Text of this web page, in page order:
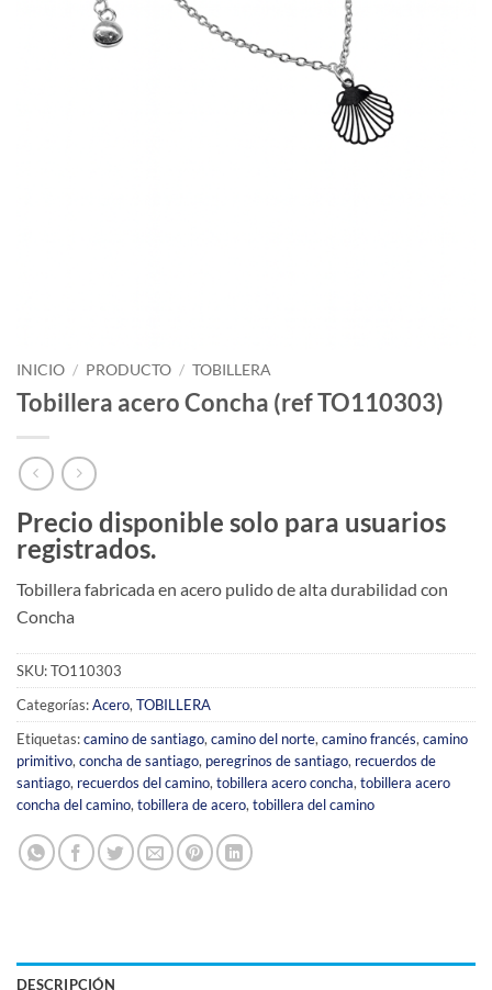
INICIO / PRODUCTO / TOBILLERA
Tobillera acero Concha (ref TO110303)
Precio disponible solo para usuarios
registrados.
Tobillera fabricada en acero pulido de alta durabilidad con
Concha
SKU:TO110303
Categorías:Acero, TOBILLERA
Etiquetas:camino de santiago, camino del norte, camino francés, camino
primitivo, concha de santiago, peregrinos de santiago, recuerdos de
santiago, recuerdos del camino, tobillera acero concha, tobillera acero
concha del camino, tobillera de acero, tobillera del camino
DESCRIPCIÓN